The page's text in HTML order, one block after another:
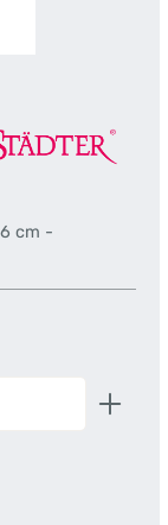
cm -
Wert ein